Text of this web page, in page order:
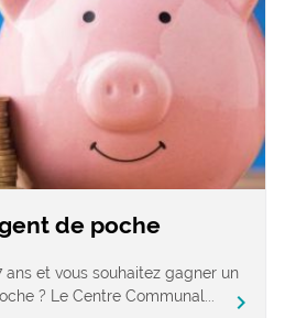
de poche
ans et vous souhaitez gagner un
? Le Centre Communal...
chevron_right